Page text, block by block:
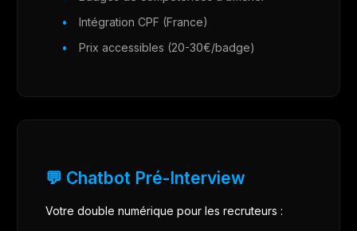
Intégration CPF (France)
Prix accessibles (20-30€/badge)
💬 Chatbot Pré-Interview
Votre double numérique pour les recruteurs :